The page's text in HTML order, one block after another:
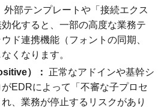
外部テンプレートや「接続エクス
化すると、一部の高度な業務テ
ド連携機能（フォントの同期、
くなります。
）：
正常なアドインや基幹シ
EDRによって「不審な子プロセ
、業務が停止するリスクがあり